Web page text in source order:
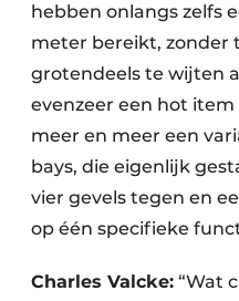
hebben onlangs zelfs
meter bereikt, zonder
grotendeels te wijten
evenzeer een hot
meer en meer een
bays, die eigenlijk
vier gevels tegen en
op één specifieke
Charles Valcke: “Wat